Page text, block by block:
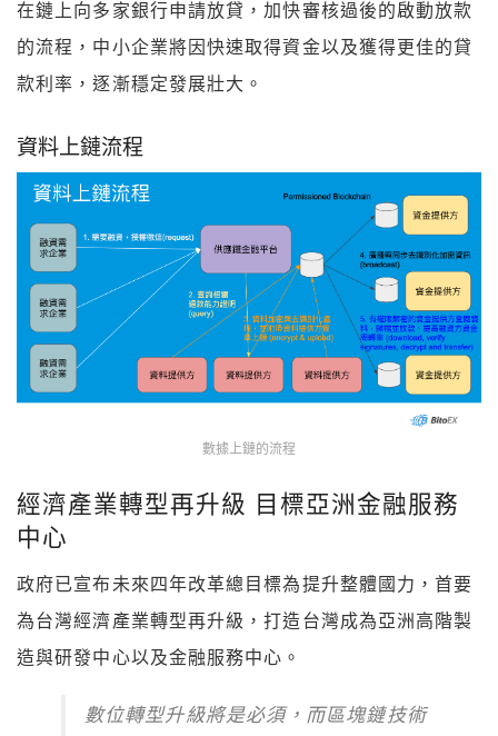
在鏈上向多家銀行申請放貸，加快審核過後的啟動放款
的流程，中小企業將因快速取得資金以及獲得更佳的貸
款利率，逐漸穩定發展壯大。
資料上鏈流程
數據上鏈的流程
經濟產業轉型再升級 目標亞洲金融服務
中心
政府已宣布未來四年改革總目標為提升整體國力，首要
為台灣經濟產業轉型再升級，打造台灣成為亞洲高階製
造與研發中心以及金融服務中心。
數位轉型升級將是必須，而區塊鏈技術